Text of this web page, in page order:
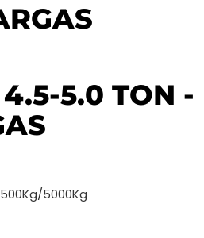
5.0 TON -
5000Kg